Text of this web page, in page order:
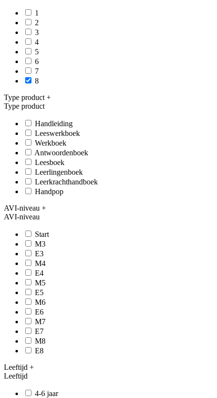
1
2
3
4
5
6
7
8
Type product +
Type product
Handleiding
Leeswerkboek
Werkboek
Antwoordenboek
Leesboek
Leerlingenboek
Leerkrachthandboek
Handpop
AVI-niveau +
AVI-niveau
Start
M3
E3
M4
E4
M5
E5
M6
E6
M7
E7
M8
E8
Leeftijd +
Leeftijd
4-6 jaar